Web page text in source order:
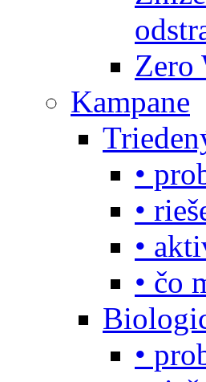
Zero
Kampane
•
•
•
• čo
•